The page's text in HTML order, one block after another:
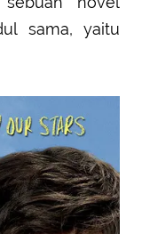
sama, yaitu